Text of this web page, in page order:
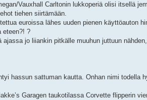
Vauxhall Carltonin lukkoperiä olisi itsellä
tiehen siirtämään.
euroissa lähes uuden pienen käyttöauton
eteen?! ?
ajassa jo liiankin pitkälle muuhun juttuun
hassun sattuman kautta. Onhan nimi todella
Garagen taukotilassa Corvette flipperin